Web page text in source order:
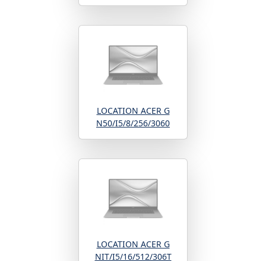
LOCATION ACER G
N50/I5/8/256/3060
LOCATION ACER G
NIT/I5/16/512/306T